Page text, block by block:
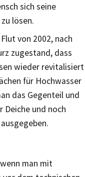
sich seine
lösen.
von 2002, nach
zugestand, dass
wieder revitalisiert
für Hochwasser
das Gegenteil und
Deiche und noch
man mit